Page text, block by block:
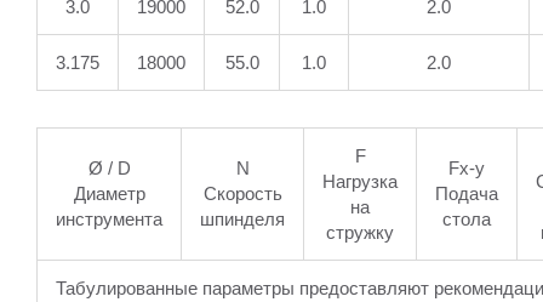
3.0 19000 52.0 1.0 2.0
3.175 18000 55.0 1.0 2.0
Ø / D
Диаметр
инструмента
N
Скорость
шпинделя
F
Нагрузка
на
стружку
Fx-y
Подача
стола
Табулированные параметры предоставляют